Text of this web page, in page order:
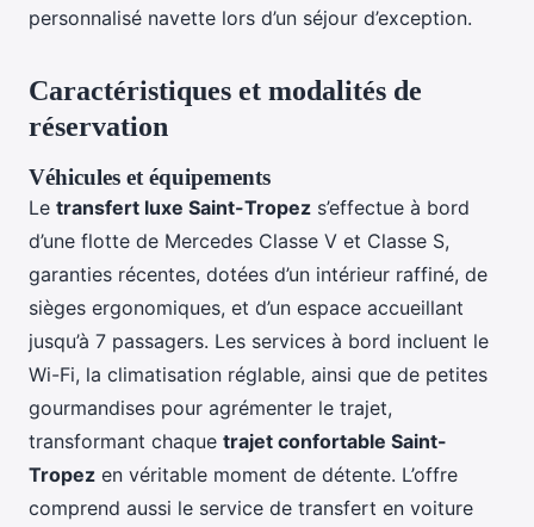
personnalisé navette lors d’un séjour d’exception.
Caractéristiques et modalités de
réservation
Véhicules et équipements
Le transfert luxe Saint-Tropez s’effectue à bord
d’une flotte de Mercedes Classe V et Classe S,
garanties récentes, dotées d’un intérieur raffiné, de
sièges ergonomiques, et d’un espace accueillant
jusqu’à 7 passagers. Les services à bord incluent le
Wi-Fi, la climatisation réglable, ainsi que de petites
gourmandises pour agrémenter le trajet,
transformant chaque trajet confortable Saint-
Tropez en véritable moment de détente. L’offre
comprend aussi le service de transfert en voiture